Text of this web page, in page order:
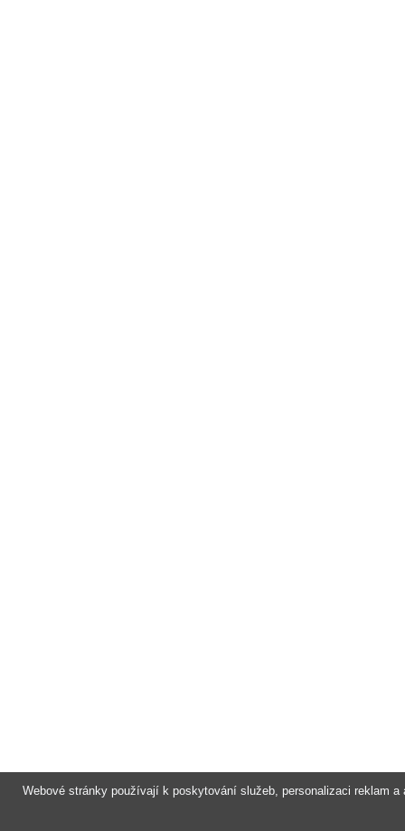
Webové stránky používají k poskytování služeb, personalizaci reklam